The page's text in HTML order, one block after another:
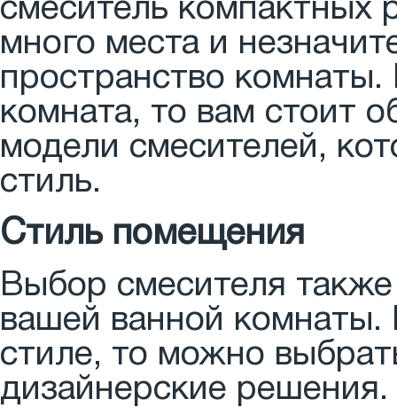
смеситель компактных
много места и
пространство
комната, то вам стоит
модели смесителей,
стиль.
Стиль помещения
Выбор смесителя
вашей ванной
стиле, то можно
дизайнерские